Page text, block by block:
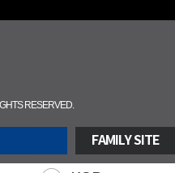
RESERVED.
FAMILY SITE